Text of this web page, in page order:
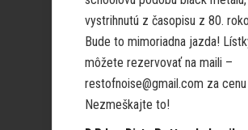
vystrihnutú z časopisu z 80.
Bude to mimoriadna jazda!
môžete rezervovať na maili –
restofnoise@gmail.com za
Nezmeškajte to!